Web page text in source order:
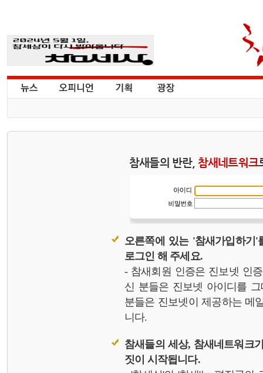
참새들의 반란, 참새네트워크
오른쪽에 있는 '참새가입하기
로그인 해 주세요.
- 참새회원 인증은 진보넷 인
신 분들은 진보넷 아이디를
분들은 진보넷이 제공하는 메
니다.
참새들의 세상, 참새네트워크
짓이 시작됩니다.